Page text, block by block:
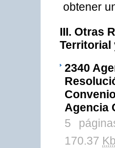
obtener
III. Otras
Territorial
2340
Agencia
5
170.37